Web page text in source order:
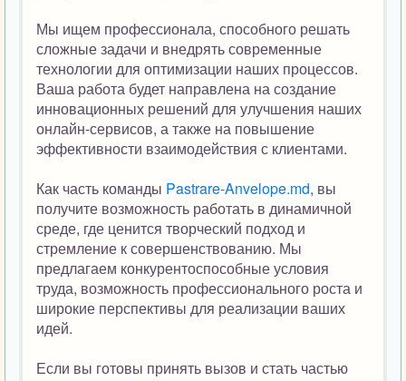
Мы ищем профессионала, способного решать
сложные задачи и внедрять современные
технологии для оптимизации наших процессов.
Ваша работа будет направлена на создание
инновационных решений для улучшения наших
онлайн-сервисов, а также на повышение
эффективности взаимодействия с клиентами.
Как часть команды Pastrare-Anvelope.md, вы
получите возможность работать в динамичной
среде, где ценится творческий подход и
стремление к совершенствованию. Мы
предлагаем конкурентоспособные условия
труда, возможность профессионального роста и
широкие перспективы для реализации ваших
идей.
Если вы готовы принять вызов и стать частью